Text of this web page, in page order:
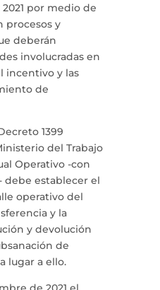
por medio de
procesos y
deberán
involucradas en
incentivo y las
de
1399
del Trabajo
Operativo -con
debe establecer el
operativo del
y la
y devolución
de
lugar a ello.